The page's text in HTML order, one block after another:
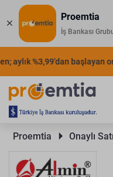
Proemtia
İş Bankası
aylık %3,99'dan
Proemtia Onaylı